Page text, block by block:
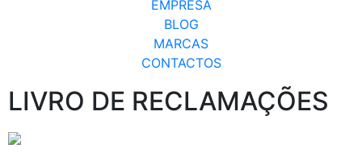
EMPRESA
BLOG
MARCAS
CONTACTOS
LIVRO DE RECLAMAÇÕES